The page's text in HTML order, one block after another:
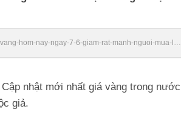
hom-nay-ngay-7-6-giam-rat-manh-nguoi-mua-lo-
nhật mới nhất giá vàng trong nước
giả.